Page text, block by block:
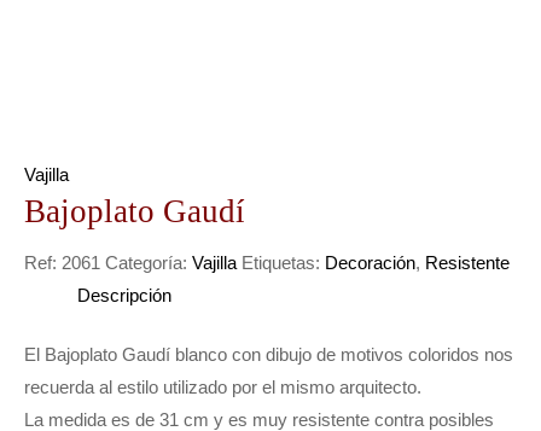
Vajilla
Bajoplato Gaudí
Ref: 2061 Categoría: Vajilla Etiquetas: Decoración, Resistente
Descripción
El Bajoplato Gaudí blanco con dibujo de motivos coloridos nos
recuerda al estilo utilizado por el mismo arquitecto.
La medida es de 31 cm y es muy resistente contra posibles